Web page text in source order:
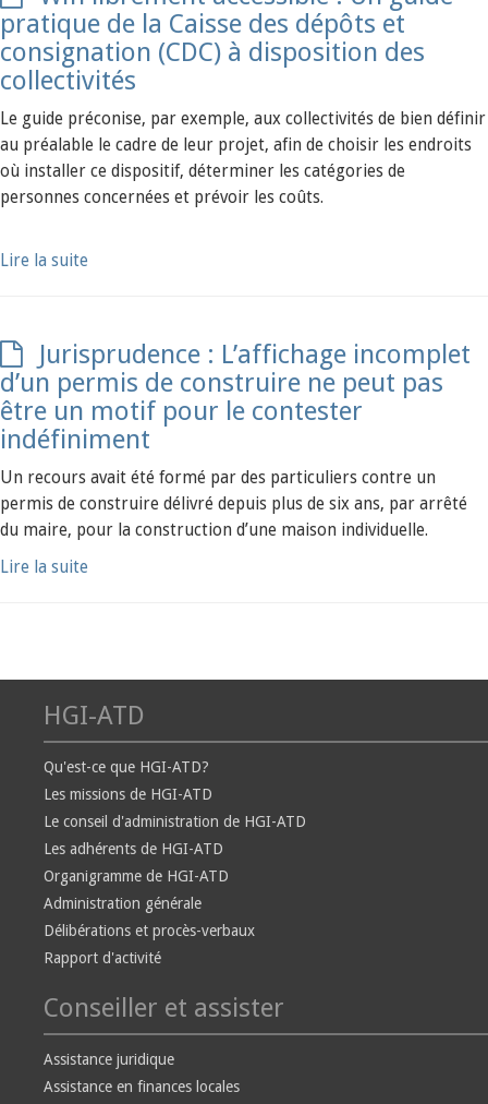
pratique de la Caisse des dépôts et
consignation (CDC) à disposition des
collectivités
Le guide préconise, par exemple, aux collectivités de bien définir
au préalable le cadre de leur projet, afin de choisir les endroits
où installer ce dispositif, déterminer les catégories de
personnes concernées et prévoir les coûts.
Lire la suite
Jurisprudence : L’affichage incomplet
d’un permis de construire ne peut pas
être un motif pour le contester
indéfiniment
Un recours avait été formé par des particuliers contre un
permis de construire délivré depuis plus de six ans, par arrêté
du maire, pour la construction d’une maison individuelle.
Lire la suite
HGI-ATD
Qu'est-ce que HGI-ATD?
Les missions de HGI-ATD
Le conseil d'administration de HGI-ATD
Les adhérents de HGI-ATD
Organigramme de HGI-ATD
Administration générale
Délibérations et procès-verbaux
Rapport d'activité
Conseiller et assister
Assistance juridique
Assistance en finances locales